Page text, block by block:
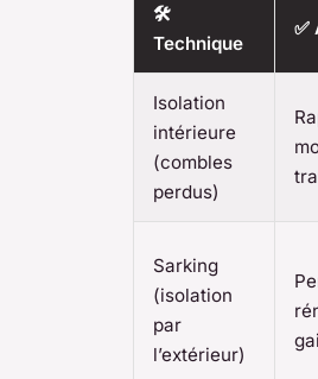
🛠️
Technique
✅
Isolation
intérieure
(combles
perdus)
Sarking
(isolation
par
l’extérieur)